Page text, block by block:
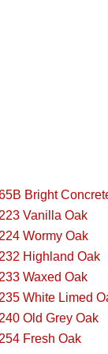
Bright
Vanilla Oak
Wormy Oak
Highland Oak
Waxed Oak
White Limed
Old Grey Oak
Fresh Oak